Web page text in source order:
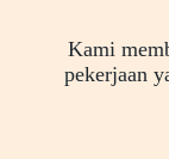
Kami
pekerjaan